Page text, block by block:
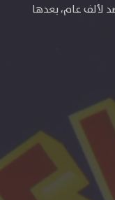
لألف عام، بعدها